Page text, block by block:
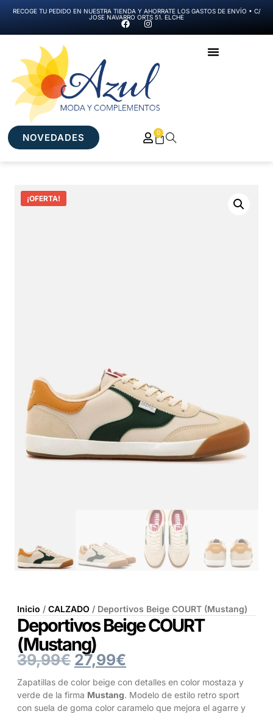
RECOGE TU PEDIDO EN NUESTRA TIENDA Y AHORRATE LOS GASTOS DE ENVÍO • C/
JOSE NAVARRO ORTS 51. ELCHE
NOVEDADES 0
¡OFERTA!
Inicio / CALZADO / Deportivos Beige COURT (Mustang)
Deportivos Beige COURT
(Mustang)
39,99€ 27,99€
Zapatillas de color beige con detalles en color mostaza y
verde de la firma Mustang. Modelo de estilo retro sport
con suela de goma color caramelo que mejora el agarre y